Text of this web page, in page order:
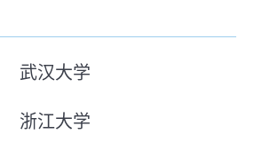
历
史
的
武汉大学
未
浙江大学